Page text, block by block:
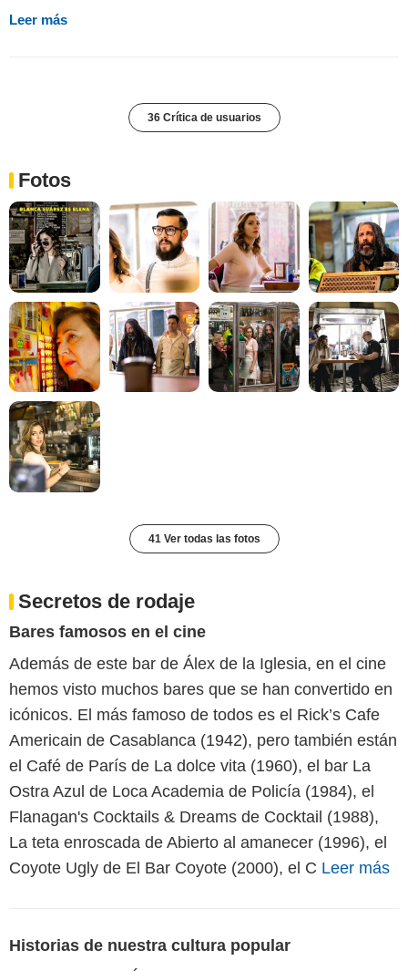
Leer más
36 Crítica de usuarios
Fotos
41 Ver todas las fotos
Secretos de rodaje
Bares famosos en el cine
Además de este bar de Álex de la Iglesia, en el cine
hemos visto muchos bares que se han convertido en
icónicos. El más famoso de todos es el Rick’s Cafe
Americain de Casablanca (1942), pero también están
el Café de París de La dolce vita (1960), el bar La
Ostra Azul de Loca Academia de Policía (1984), el
Flanagan's Cocktails & Dreams de Cocktail (1988),
La teta enroscada de Abierto al amanecer (1996), el
Coyote Ugly de El Bar Coyote (2000), el C Leer más
Historias de nuestra cultura popular